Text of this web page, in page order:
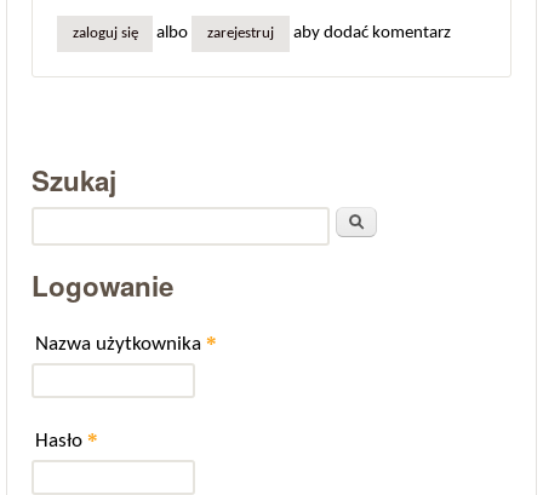
zaloguj się albo zarejestruj aby dodać komentarz
Szukaj
Logowanie
Nazwa użytkownika *
Hasło *